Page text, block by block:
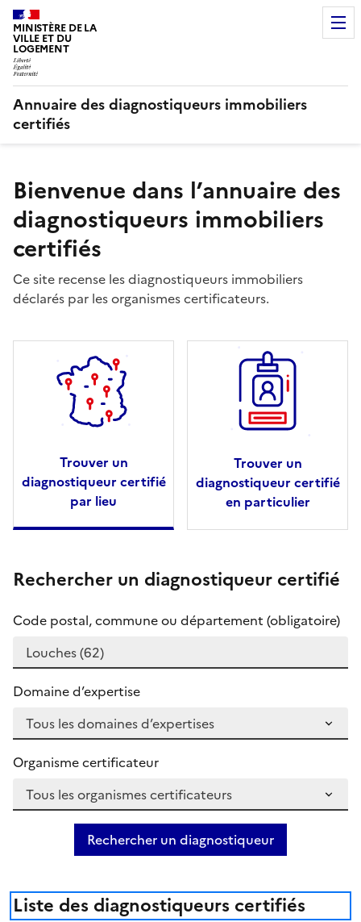
MINISTÈRE DE LA
VILLE ET DU
LOGEMENT
Annuaire des diagnostiqueurs immobiliers
certifiés
Bienvenue dans l’annuaire des
diagnostiqueurs immobiliers
certifiés
Ce site recense les diagnostiqueurs immobiliers
déclarés par les organismes certificateurs.
Trouver un
diagnostiqueur certifié
par lieu
Trouver un
diagnostiqueur certifié
en particulier
Rechercher un diagnostiqueur certifié
Code postal, commune ou département (obligatoire)
Domaine d’expertise
Organisme certificateur
Rechercher un diagnostiqueur
Liste des diagnostiqueurs certifiés